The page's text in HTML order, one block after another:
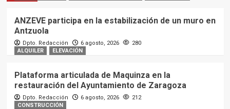
ANZEVE participa en la estabilización de un muro en
Antzuola
Dpto. Redacción 6 agosto, 2026
280
ALQUILER
ELEVACIÓN
Plataforma articulada de Maquinza en la
restauración del Ayuntamiento de Zaragoza
Dpto. Redacción 6 agosto, 2026
212
CONSTRUCCIÓN